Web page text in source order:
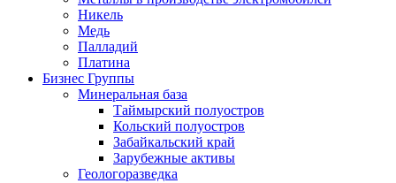
Никель
Медь
Палладий
Платина
Бизнес Группы
Минеральная база
Таймырский полуостров
Кольский полуостров
Забайкальский край
Зарубежные активы
Геологоразведка